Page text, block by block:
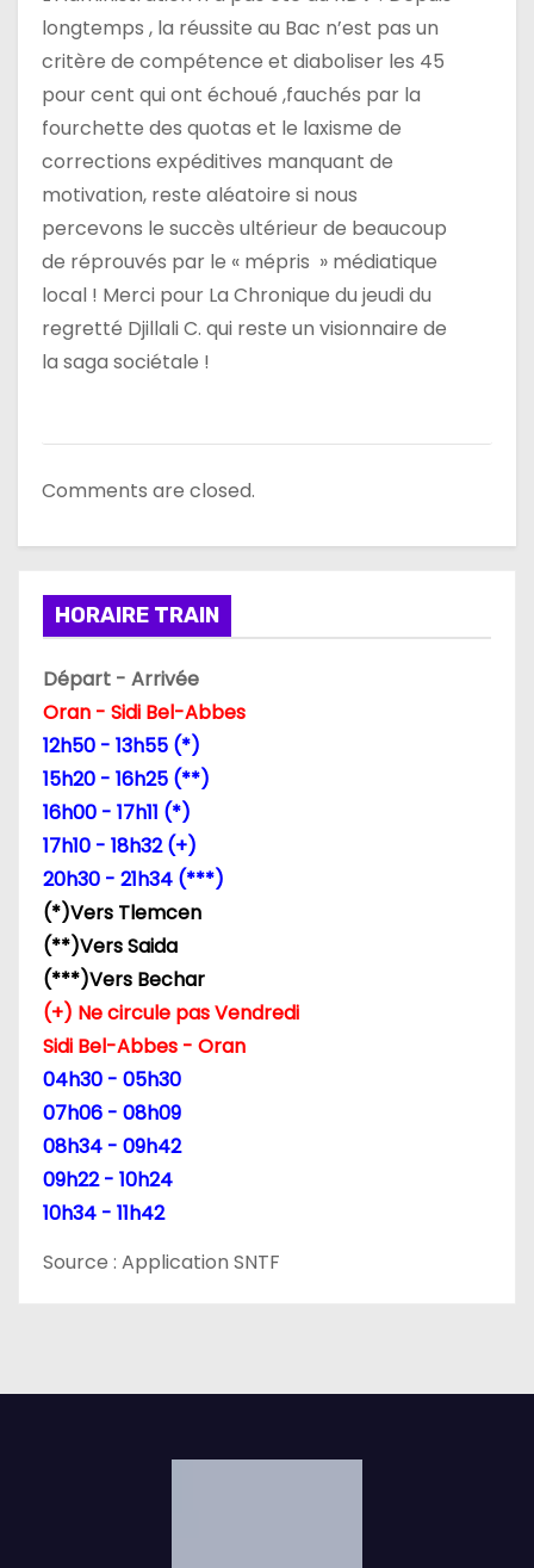
longtemps , la réussite au Bac n’est pas un
critère de compétence et diaboliser les 45
pour cent qui ont échoué ,fauchés par la
fourchette des quotas et le laxisme de
corrections expéditives manquant de
motivation, reste aléatoire si nous
percevons le succès ultérieur de beaucoup
de réprouvés par le « mépris » médiatique
local ! Merci pour La Chronique du jeudi du
regretté Djillali C. qui reste un visionnaire de
la saga sociétale !
Comments are closed.
HORAIRE TRAIN
Départ - Arrivée
Oran - Sidi Bel-Abbes
12h50 - 13h55 (*)
15h20 - 16h25 (**)
16h00 - 17h11 (*)
17h10 - 18h32 (+)
20h30 - 21h34 (***)
(*)Vers Tlemcen
(**)Vers Saida
(***)Vers Bechar
(+) Ne circule pas Vendredi
Sidi Bel-Abbes - Oran
04h30 - 05h30
07h06 - 08h09
08h34 - 09h42
09h22 - 10h24
10h34 - 11h42
Source : Application SNTF